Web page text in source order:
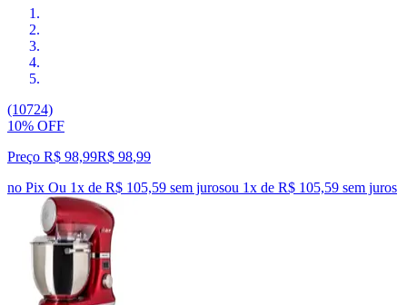
(10724)
10% OFF
Preço R$ 98,99R$ 98,99
no Pix Ou 1x de R$ 105,59 sem jurosou 1x de R$ 105,59 sem juros